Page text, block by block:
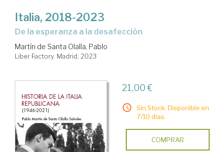
Italia, 2018-2023
De la esperanza a la desafección
Martín de Santa Olalla, Pablo
Liber Factory. Madrid, 2023
21,00 €
Sin Stock. Disponible en
7/10 días.
COMPRAR